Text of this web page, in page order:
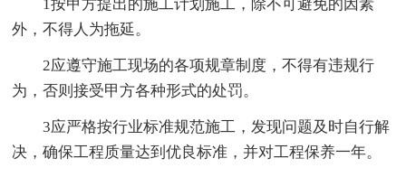
1按甲方提出的施工计划施工，除不可避免的因素
外，不得人为拖延。
2应遵守施工现场的各项规章制度，不得有违规行
为，否则接受甲方各种形式的处罚。
3应严格按行业标准规范施工，发现问题及时自行解
决，确保工程质量达到优良标准，并对工程保养一年。